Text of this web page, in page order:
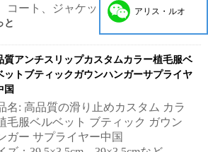
コート、ジャケット、シャツなど。
と
質アンチスリップカスタムカラー植毛服ベ
ットブティックガウンハンガーサプライヤ
国
名: 高品質の滑り止めカスタム カラ
毛服ベルベット ブティック ガウン
ガー サプライヤー中国
アリス・ルオ